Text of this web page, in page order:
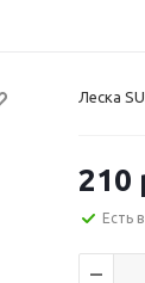
Леска
210
Есть